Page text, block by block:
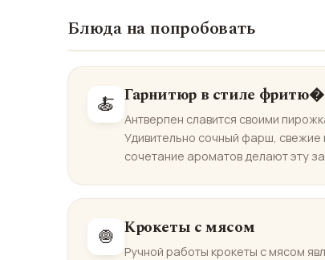
Блюда на попробовать
🍝 Гарнитюр в стиле фритю�
Антверпен славится своими
Удивительно сочный фарш, свежие
сочетание ароматов делают эту
🧅 Крокеты с мясом
Ручной работы крокеты с мясом